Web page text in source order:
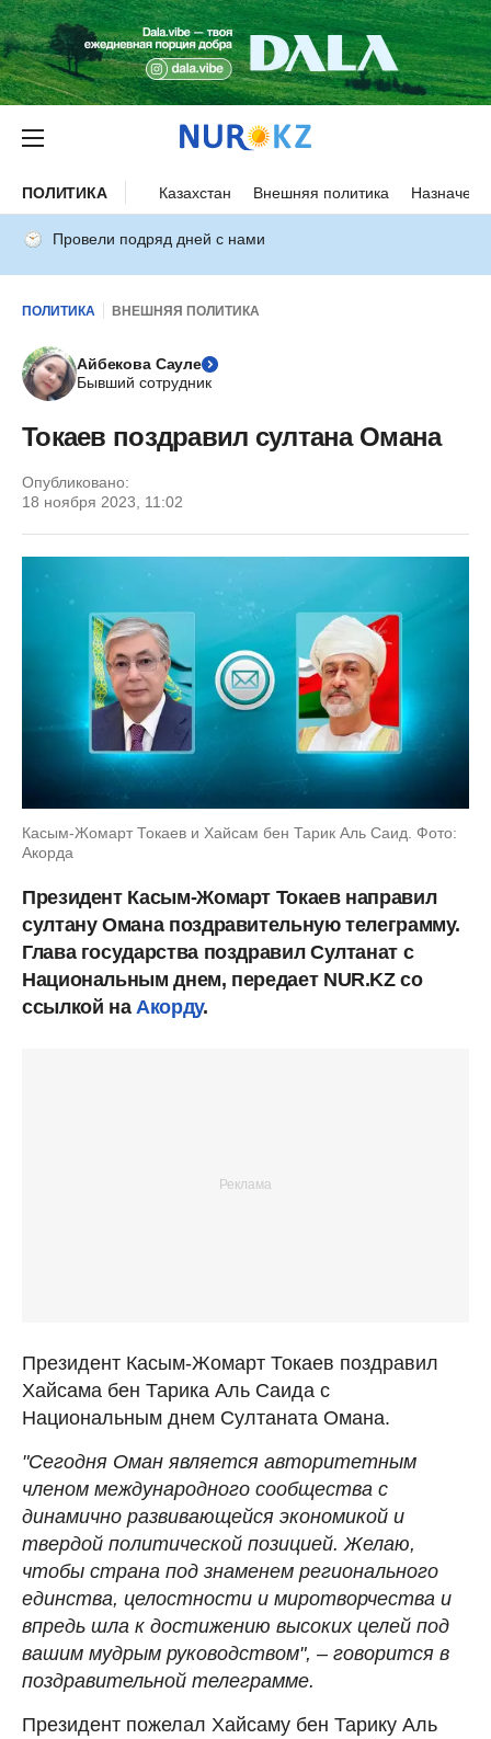
ПОЛИТИКА Казахстан Внешняя политика
Провели подряд дней с нами
ПОЛИТИКА ВНЕШНЯЯ ПОЛИТИКА
Айбекова Сауле
Бывший сотрудник
Токаев поздравил султана Омана
Опубликовано:
18 ноября 2023, 11:02
Касым-Жомарт Токаев и Хайсам бен Тарик Аль Саид. Фото:
Акорда
Президент Касым-Жомарт Токаев направил
султану Омана поздравительную телеграмму.
Глава государства поздравил Султанат с
Национальным днем, передает NUR.KZ со
ссылкой на Акорду.
Президент Касым-Жомарт Токаев поздравил
Хайсама бен Тарика Аль Саида с
Национальным днем Султаната Омана.
"Сегодня Оман является авторитетным
членом международного сообщества с
динамично развивающейся экономикой и
твердой политической позицией. Желаю,
чтобы страна под знаменем регионального
единства, целостности и миротворчества и
впредь шла к достижению высоких целей под
вашим мудрым руководством", – говорится в
поздравительной телеграмме.
Президент пожелал Хайсаму бен Тарику Аль